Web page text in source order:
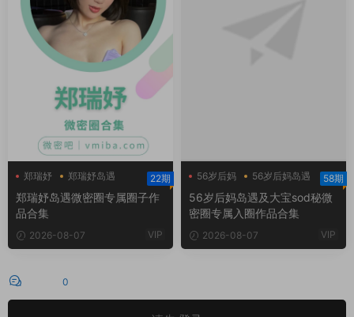
郑瑞妤
郑瑞妤岛遇
郑瑞妤微博
22期
郑瑞妤岛遇微密圈专属圈子作
品合集
2026-08-07 VIP
56岁后妈
56岁后妈岛遇
大宝sod秘
58期
56岁后妈岛遇及大宝sod秘微
密圈专属入圈作品合集
2026-08-07 VIP
0